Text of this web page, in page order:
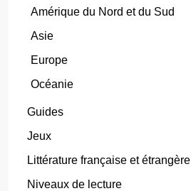
Amérique du Nord et du Sud
Asie
Europe
Océanie
Guides
Jeux
Littérature française et étrangère
Niveaux de lecture